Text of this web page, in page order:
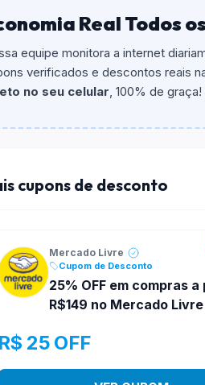
é o valor minimo de compra?
minimo de compra é R$
é o desconto máximo?
informado ou sem limite.
em qualquer produto?
não aceitar cupons.
Real Todos
equipe monitora a internet
verificados e descontos reais
no seu celular, 100% de graça!
cupons de desconto
Mercado Livre
Cupom de Desconto
25% OFF em compras
R$149 no Mercado Livre
R$ 25 OFF